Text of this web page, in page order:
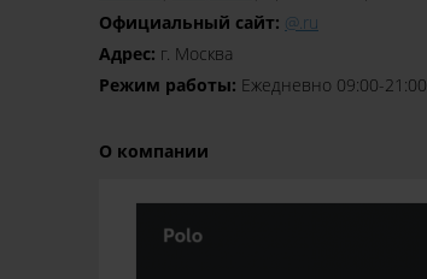
Официальный сайт: @.ru
Адрес: г. Москва
Режим работы: Ежедневно 09:00-21:00
О компании